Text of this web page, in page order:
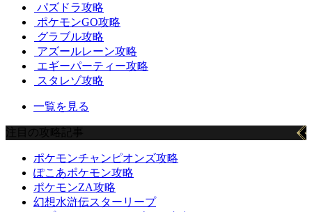
パズドラ攻略
ポケモンGO攻略
グラブル攻略
アズールレーン攻略
エギーパーティー攻略
スタレゾ攻略
一覧を見る
注目の攻略記事
ポケモンチャンピオンズ攻略
ぽこあポケモン攻略
ポケモンZA攻略
幻想水滸伝スターリープ